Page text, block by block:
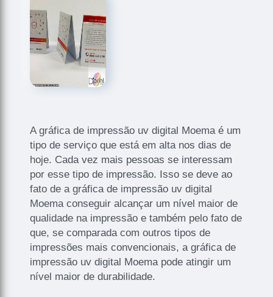
A gráfica de impressão uv digital Moema é um
tipo de serviço que está em alta nos dias de
hoje. Cada vez mais pessoas se interessam
por esse tipo de impressão. Isso se deve ao
fato de a gráfica de impressão uv digital
Moema conseguir alcançar um nível maior de
qualidade na impressão e também pelo fato de
que, se comparada com outros tipos de
impressões mais convencionais, a gráfica de
impressão uv digital Moema pode atingir um
nível maior de durabilidade.